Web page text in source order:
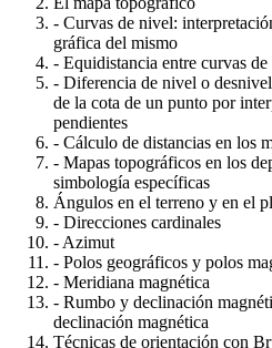
- Curvas de nivel:
gráfica del mismo
- Equidistancia entre curvas
- Diferencia de nivel o
de la cota de un punto por
pendientes
- Cálculo de distancias en los
- Mapas topográficos en los
simbología específicas
Ángulos en el terreno y en el
- Direcciones cardinales
- Azimut
- Polos geográficos y polos
- Meridiana magnética
- Rumbo y declinación
declinación magnética
Técnicas de orientación con